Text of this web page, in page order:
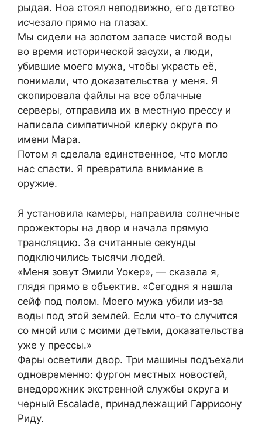
рыдая. Ноа стоял неподвижно, его детство
исчезало прямо на глазах.
Мы сидели на золотом запасе чистой воды
во время исторической засухи, а люди,
убившие моего мужа, чтобы украсть её,
понимали, что доказательства у меня. Я
скопировала файлы на все облачные
серверы, отправила их в местную прессу и
написала симпатичной клерку округа по
имени Мара.
Потом я сделала единственное, что могло
нас спасти. Я превратила внимание в
оружие.
Я установила камеры, направила солнечные
прожекторы на двор и начала прямую
трансляцию. За считанные секунды
подключились тысячи людей.
«Меня зовут Эмили Уокер», — сказала я,
глядя прямо в объектив. «Сегодня я нашла
сейф под полом. Моего мужа убили из-за
воды под этой землей. Если что-то случится
со мной или с моими детьми, доказательства
уже у прессы.»
Фары осветили двор. Три машины подъехали
одновременно: фургон местных новостей,
внедорожник экстренной службы округа и
черный Escalade, принадлежащий Гаррисону
Риду.